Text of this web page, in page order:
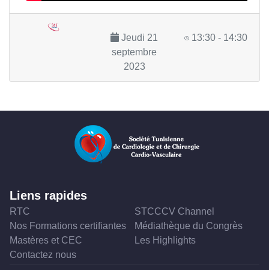
Jeudi 21
septembre
2023
13:30 - 14:30
Liens rapides
RTC
STCCCV Channel
Nos Formations certifiantes
Médiathèque du Congrès
Mastères et CEC
Les Highlights
Contactez nous